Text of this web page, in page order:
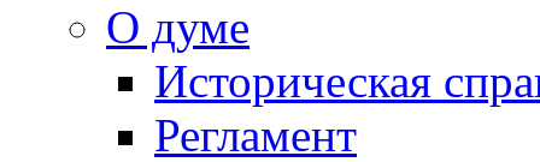
О думе
Историческая
Регламент